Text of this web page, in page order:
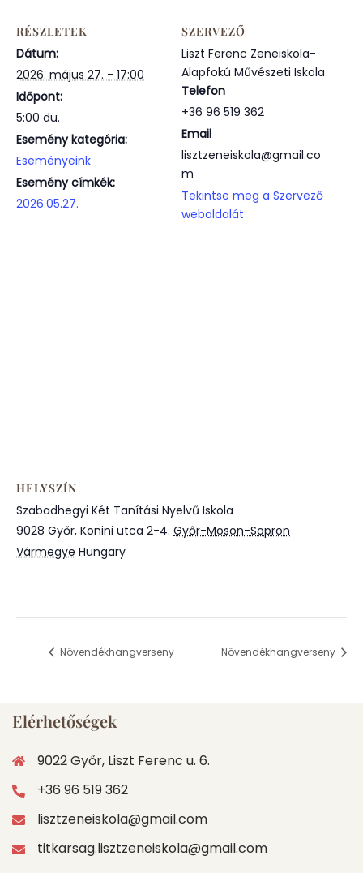
RÉSZLETEK
Dátum:
2026. május 27. - 17:00
Időpont:
5:00 du.
Esemény kategória:
Eseményeink
Esemény címkék:
2026.05.27.
SZERVEZŐ
Liszt Ferenc Zeneiskola-
Alapfokú Művészeti Iskola
Telefon
+36 96 519 362
Email
lisztzeneiskola@gmail.co
m
Tekintse meg a Szervező
weboldalát
HELYSZÍN
Szabadhegyi Két Tanítási Nyelvű Iskola
9028 Győr, Konini utca 2-4. Győr-Moson-Sopron
Vármegye Hungary
Növendékhangverseny Növendékhangverseny
Elérhetőségek
9022 Győr, Liszt Ferenc u. 6.
+36 96 519 362
lisztzeneiskola@gmail.com
titkarsag.lisztzeneiskola@gmail.com